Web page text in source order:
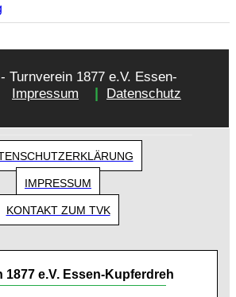
Turnverein 1877 e.V. Essen-
Impressum | Datenschutz
IMPRESSUM
KONTAKT ZUM TVK
1877 e.V. Essen-Kupferdreh